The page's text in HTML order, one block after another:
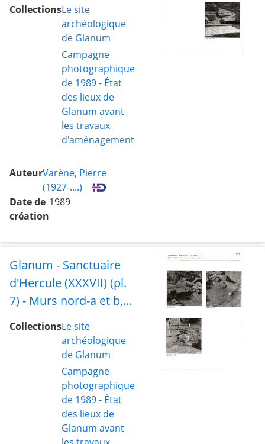
CollectionsLe site
archéologique
de Glanum
Campagne
photographique
de 1989 - État
des lieux de
Glanum avant
les travaux
d'aménagement
AuteurVarène, Pierre
(1927-....)
Date de
création
1989
Glanum - Sanctuaire
d'Hercule (XXXVII) (pl.
7) - Murs nord-a et b,
faces sud, et blocs 2 à
CollectionsLe site
archéologique
de Glanum
Campagne
photographique
de 1989 - État
des lieux de
Glanum avant